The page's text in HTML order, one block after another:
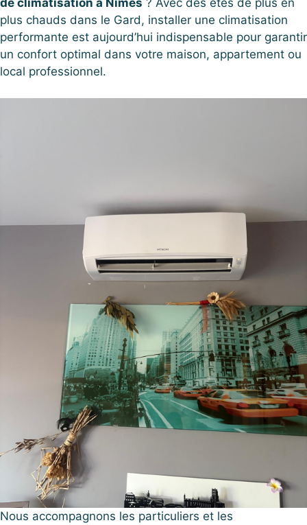
de climatisation à Nîmes ? Avec des étés de plus en
plus chauds dans le Gard, installer une climatisation
performante est aujourd’hui indispensable pour garantir
un confort optimal dans votre maison, appartement ou
local professionnel.
Nous accompagnons les particuliers et les